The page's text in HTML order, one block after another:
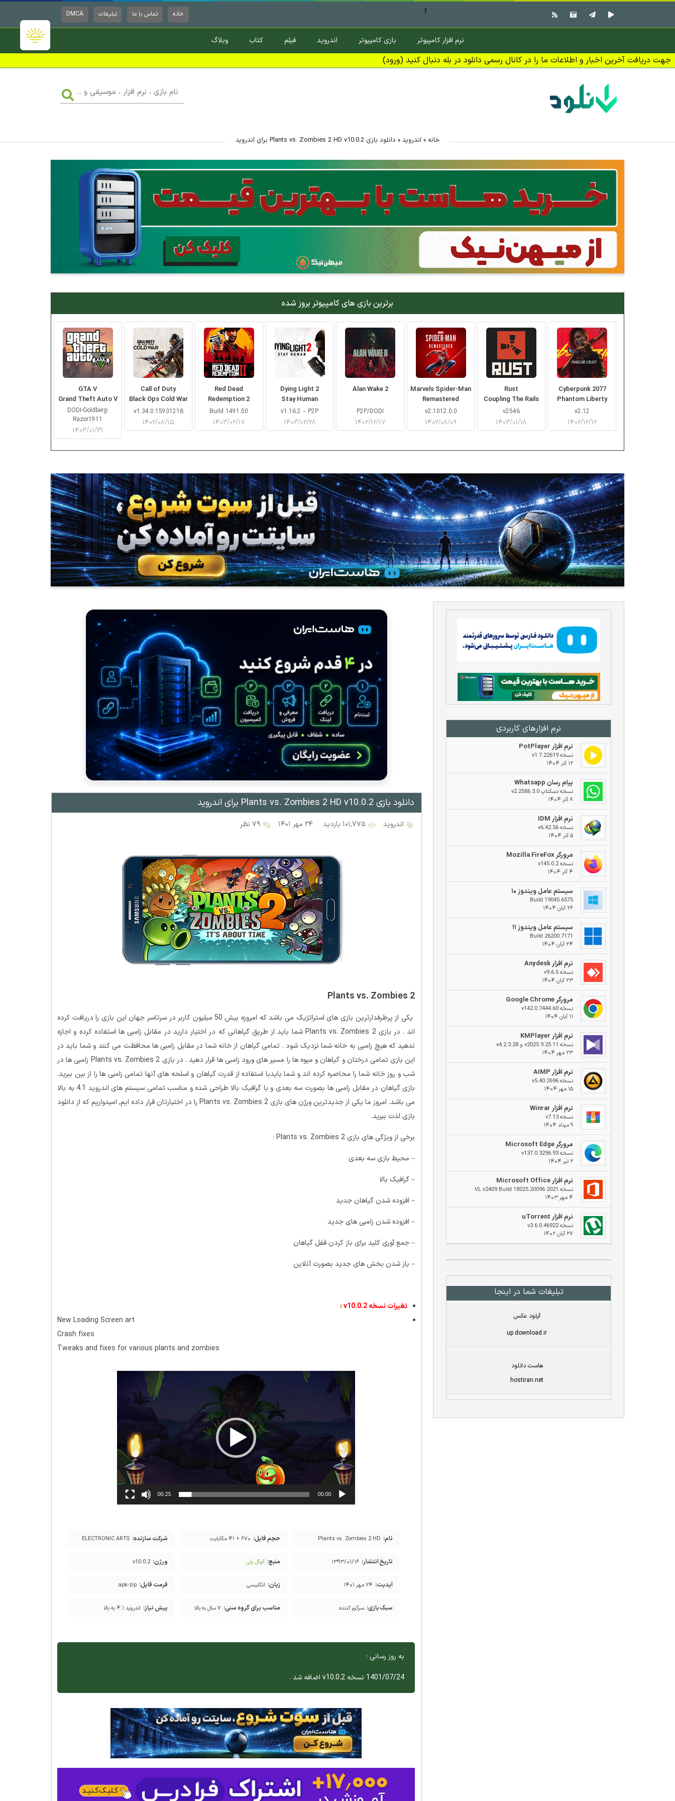
خانه تماس با ما تبلیغات DMCA f
نرم افزار کامپیوتر بازی کامپیوتر اندروید فیلم کتاب وبلاگ
جهت دریافت آخرین اخبار و اطلاعات ما را در کانال رسمی دانلود در بله دنبال کنید (ورود)
بازی
،
خانه » اندروید » دانلود بازی Plants vs. Zombies 2 HD v10.0.2 برای اندروید
برترین بازی های کامپیوتر بروز شده
GTA V
Grand Theft Auto V
DODI-Goldberg-
Razor1911
۱۴۰۳/۰۱/۳۱
Call of Duty
Black Ops Cold War
v1.34.0.15931218
۱۴۰۲/۰۸/۱۵
Red Dead
Redemption 2
Build 1491.50
۱۴۰۳/۰۲/۱۷
Dying Light 2
Stay Human
v1.16.2 – P2P
۱۴۰۳/۰۲/۲۸
Alan Wake 2
P2P/DODI
۱۴۰۲/۱۲/۱۷
Marvels Spider-Man
Remastered
v2.1012.0.0
۱۴۰۲/۰۸/۰۹
Rust
Coupling The Rails
v2546
۱۴۰۳/۰۱/۱۸
Cyberpunk 2077
Phantom Liberty
v2.12
۱۴۰۲/۱۲/۱۲
نرم افزار‌های کاربردی
نرم افزار PotPlayer
نسخه v1.7.22619
۱۲ آذر ۱۴۰۴
پیام رسان Whatsapp
نسخه دسکتاپ v2.2586.3.0
۸ آذر ۱۴۰۴
نرم افزار IDM
نسخه v6.42.56
۵ آذر ۱۴۰۴
مرورگر Mozilla FireFox
نسخه v145.0.2
۴ آذر ۱۴۰۴
سیستم عامل ویندوز ۱۰
Build 19045.6575
۲۶ آبان ۱۴۰۴
سیستم عامل ویندوز ۱۱
Build 26200.7171
۲۴ آبان ۱۴۰۴
نرم افزار Anydesk
نسخه v9.6.5
۲۳ آبان ۱۴۰۴
مرورگر Google Chrome
نسخه v142.0.7444.60
۱۱ آبان ۱۴۰۴
نرم افزار KMPlayer
نسخه v2025.9.25.11 و v4.2.3.28
۲۳ مهر ۱۴۰۴
نرم افزار AIMP
نسخه v5.40.2696
۱۵ مهر ۱۴۰۴
نرم افزار Winrar
نسخه v7.13
۹ مرداد ۱۴۰۴
مرورگر Microsoft Edge
نسخه v137.0.3296.93
۲ تیر ۱۴۰۴
نرم افزار Microsoft Office
نسخه 2021 VL v2409 Build 18025.20096
۴ مهر ۱۴۰۳
نرم افزار uTorrent
نسخه v3.6.0.46922
۲۷ آبان ۱۴۰۲
تبلیغات شما در اینجا
آپلود عکس
up.download.ir
هاست دانلود
hostiran.net
دانلود بازی Plants vs. Zombies 2 HD v10.0.2 برای اندروید
اندروید ۱۰۱,۷۷۵ بازدید ۲۴ مهر ۱۴۰۱ ۷۹ نظر
Plants vs. Zombies 2
یکی از پرطرفدارترین بازی های استراتژیک می باشد که امروزه بیش 50 میلیون کاربر در سرتاسر جهان این بازی را دریافت کرده
اند . در بازی Plants vs. Zombies 2 شما باید از طریق گیاهانی که در اختیار دارید در مقابل زامبی ها استفاده کرده و اجازه
ندهید که هیچ زامبی به خانه شما نزدیک شود . تمامی گیاهان از خانه شما در مقابل زامبی ها محافظت می کنند و شما باید در
این بازی تمامی درختان و گیاهان و میوه ها را مسیر های ورود زامبی ها قرار دهید . در بازی Plants vs. Zombies 2 زامبی ها در
شب و روز خانه شما را محاصره کرده اند و شما بایدبا استفاده از قدرت گیاهان و اسلحه های آنها تمامی زامبی ها را از بین ببرید.
بازی گیاهان در مقابل زامبی ها بصورت سه بعدی و با گرافیک بالا طراحی شده و مناسب تمامی سیستم های اندروید 4.1 به بالا
می باشد. امروز ما یکی از جدیدترین ورژن های بازی Plants vs. Zombies 2 را در اختیارتان قرار داده ایم, امیدواریم که از دانلود
بازی لذت ببرید.
برخی از ویژگی های بازی Plants vs. Zombies 2 :
– محیط بازی سه بعدی
– گرافیک بالا
– افزوده شدن گیاهان جدید
– افزوده شدن زامبی های جدید
– جمع آوری کلید برای باز کردن قفل گیاهان
– باز شدن بخش های جدید بصورت آنلاین
تغیرات نسخه v10.0.2 :
New Loading Screen art
Crash fixes
Tweaks and fixes for various plants and zombies
ویدیو
00:00
00:25
نام: Plants vs. Zombies 2 HD حجم فایل: ۶۷۰ + ۴۱ مگابایت شرکت سازنده: ELECTRONIC ARTS
تاریخ انتشار: ۱۳۹۳/۰۱/۱۶ منبع: گوگل پلی ورژن: v10.0.2
آپدیت: ۲۴ مهر ۱۴۰۱ زبان: انگلیسی فرمت فایل: apk-zip
سبک بازی: سرگرم کننده مناسب برای گروه سنی: ۷ سال به بالا پیش نیاز: اندروید ۴.۱ به بالا
به روز رسانی :
1401/07/24 نسخه v10.0.2 اضافه شد .